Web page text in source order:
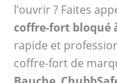
l’ouvrir ? Faites
coffre-fort bloqué
rapide et
coffre-fort de